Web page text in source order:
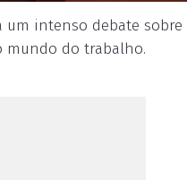
um intenso debate sobre
mundo do trabalho.